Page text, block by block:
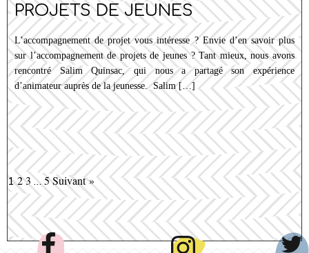
PROJETS DE JEUNES
L’accompagnement de projet vous intéresse ? Envie d’en savoir plus
sur l’accompagnement de projets de jeunes ? Tant mieux, nous avons
rencontré Salim Quinsac, qui nous a partagé son expérience
d’animateur auprès de la jeunesse. Salim […]
123 …5Suivant »